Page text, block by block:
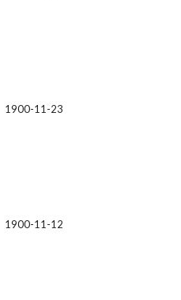
1900-11-23
1900-11-12